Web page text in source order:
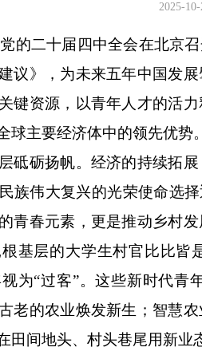
2025-
二十届四中全会在北京召
议》，为未来五年中国发
键资源，以青年人才的活
球主要经济体中的领先优势。
砺扬帆。经济的持续拓展
族伟大复兴的光荣使命选
青春元素，更是推动乡村
基层的大学生村官比比皆
为“过客”。这些新时代
老的农业焕发新生；智慧
田间地头、村头巷尾用新业